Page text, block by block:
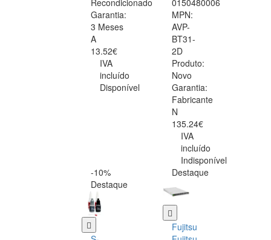
Recondicionado
Garantia:
3 Meses
A
13.52€
IVA
incluído
Disponível
0150480006
MPN:
AVP-
BT31-
2D
Produto:
Novo
Garantia:
Fabricante
N
135.24€
IVA
incluído
Indisponível
-10%
Destaque
Destaque
Fujitsu